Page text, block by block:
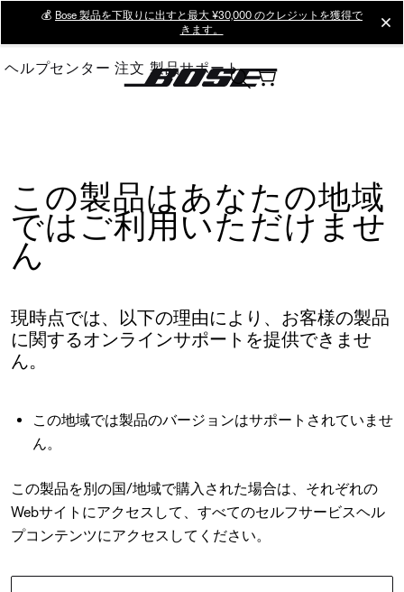
Main
💰 Bose 製品を下取りに出すと最大 ¥30,000 のクレジットを獲得で
きます。
ヘルプセンター 注文 製品サポート
この製品はあなたの地域
ではご利用いただけませ
ん
現時点では、以下の理由により、お客様の製品
に関するオンラインサポートを提供できませ
ん。
この地域では製品のバージョンはサポートされていませ
ん。
この製品を別の国/地域で購入された場合は、それぞれの
Webサイトにアクセスして、すべてのセルフサービスヘル
プコンテンツにアクセスしてください。